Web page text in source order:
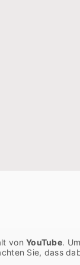
vonYouTube.
Sie, dass